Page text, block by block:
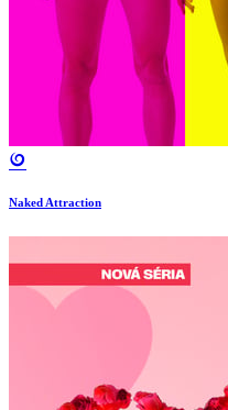
Naked Attraction